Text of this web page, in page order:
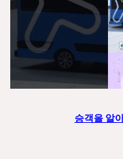
승객을 알